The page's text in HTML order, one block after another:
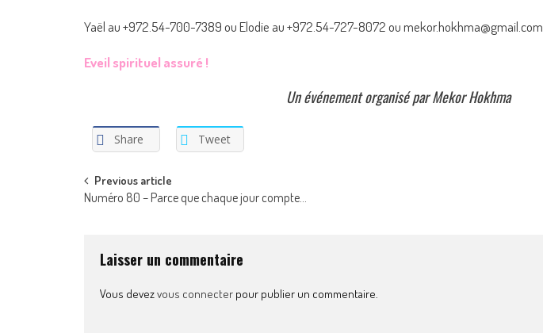
Yaël au +972.54-700-7389 ou Elodie au +972.54-727-8072 ou mekor.hokhma@gmail.com
Eveil spirituel assuré !
Un événement organisé par Mekor Hokhma
Share Tweet
Post
Previous article
Numéro 80 – Parce que chaque jour compte…
Laisser un commentaire
Vous devezvous connecter pour publier un commentaire.